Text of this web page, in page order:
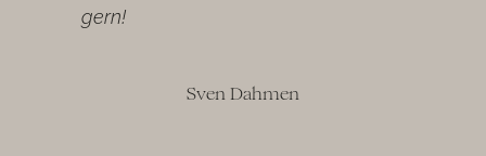
gern!
Sven Dahmen